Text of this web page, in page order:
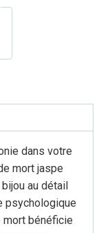
dans votre
mort jaspe
au détail
psychologique
mort bénéficie